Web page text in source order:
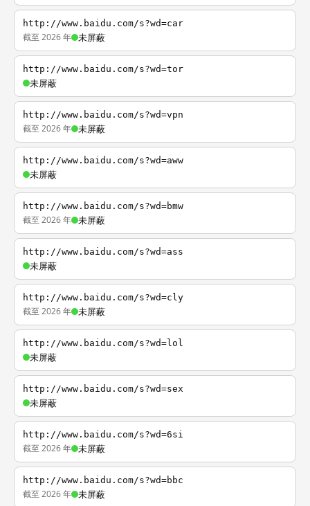
http://www.baidu.com/s?wd=car
截至 2026 年 未屏蔽
http://www.baidu.com/s?wd=tor
未屏蔽
http://www.baidu.com/s?wd=vpn
截至 2026 年 未屏蔽
http://www.baidu.com/s?wd=aww
未屏蔽
http://www.baidu.com/s?wd=bmw
截至 2026 年 未屏蔽
http://www.baidu.com/s?wd=ass
未屏蔽
http://www.baidu.com/s?wd=cly
截至 2026 年 未屏蔽
http://www.baidu.com/s?wd=lol
未屏蔽
http://www.baidu.com/s?wd=sex
未屏蔽
http://www.baidu.com/s?wd=6si
截至 2026 年 未屏蔽
http://www.baidu.com/s?wd=bbc
截至 2026 年 未屏蔽